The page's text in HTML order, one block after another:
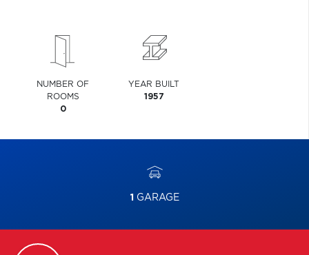
NUMBER OF
ROOMS
0
YEAR BUILT
1957
1 GARAGE